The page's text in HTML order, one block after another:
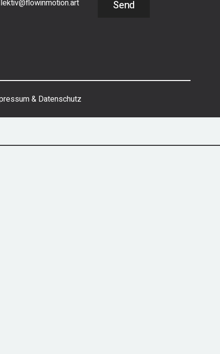
Send
& Datenschutz